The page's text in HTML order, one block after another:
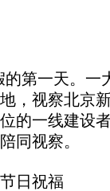
第一天。一
，视察北京
的一线建设
同视察。
日祝福